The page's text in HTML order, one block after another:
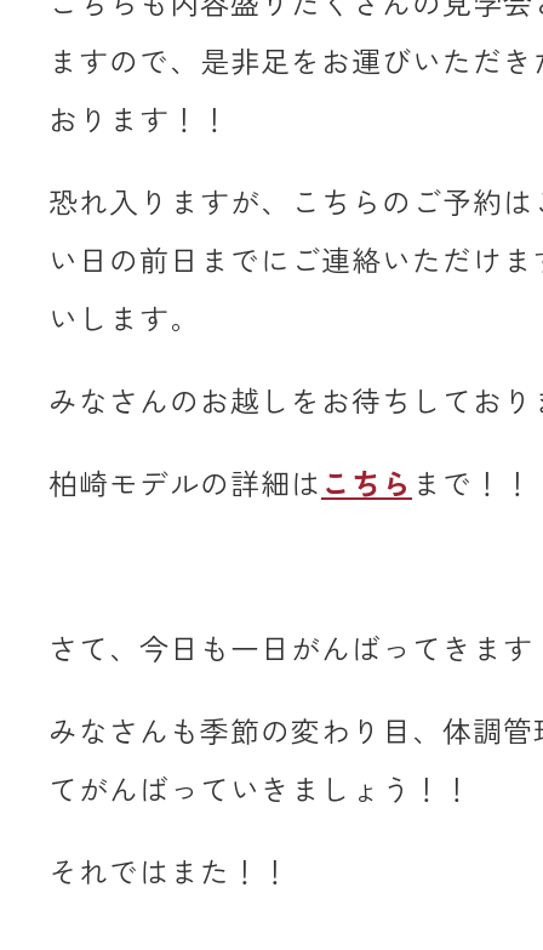
ますので、是非足をお運びいただ
おります！！
恐れ入りますが、こちらのご予約
い日の前日までにご連絡いただけ
いします。
みなさんのお越しをお待ちしており
柏崎モデルの詳細は こちら まで！！
さて、今日も一日がんばってきます
みなさんも季節の変わり目、体調
てがんばっていきましょう！！
それではまた！！